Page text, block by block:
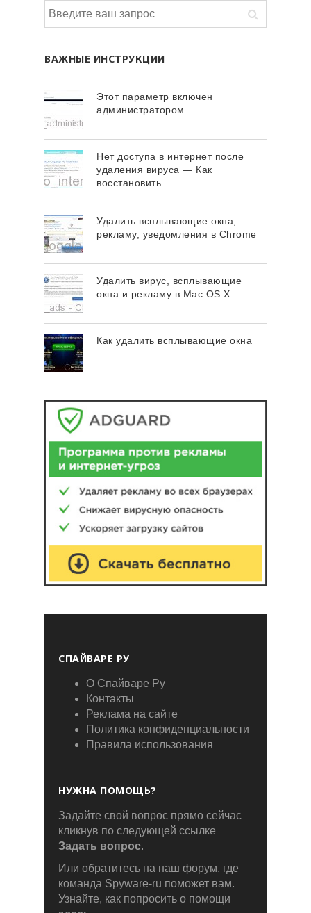
ВАЖНЫЕ ИНСТРУКЦИИ
Этот параметр включен
администратором
Нет доступа в интернет после
удаления вируса — Как
восстановить
Удалить всплывающие окна,
рекламу, уведомления в Chrome
Удалить вирус, всплывающие
окна и рекламу в Mac OS X
Как удалить всплывающие окна
СПАЙВАРЕ РУ
О Спайваре Ру
Контакты
Реклама на сайте
Политика конфиденциальности
Правила использования
НУЖНА ПОМОЩЬ?
Задайте свой вопрос прямо сейчас
кликнув по следующей ссылке
Задать вопрос.
Или обратитесь на наш форум, где
команда Spyware-ru поможет вам.
Узнайте, как попросить о помощи